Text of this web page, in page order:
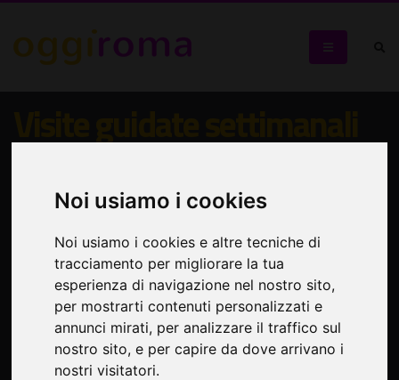
Noi usiamo i cookies
Noi usiamo i cookies e altre tecniche di
tracciamento per migliorare la tua
esperienza di navigazione nel nostro sito,
per mostrarti contenuti personalizzati e
annunci mirati, per analizzare il traffico sul
nostro sito, e per capire da dove arrivano i
nostri visitatori.
nella magica Casina delle
Civette
All'interno di Villa Torlonia su via Nomentana una gemma
misteriosa e fuori dal tempo